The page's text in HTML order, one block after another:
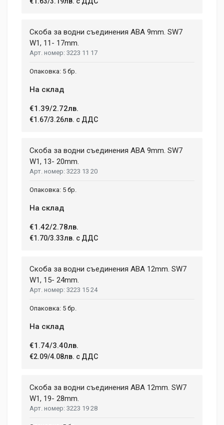
CHARGE TIME
Dimensions
207 mm
12 April, 2018
Aenean non lorem nisl. Duis tempor sollicitudin orci, eget
tincidunt ex semper sit amet. Nullam neque justo, sodales
congue feugiat ac, facilisis a augue. Donec tempor sapien et
mollis, volutpat tellus vitae, accumsan ligula.
Helena Garcia
2 January, 2018
hendrerit eros laoreet suscipit ultrices.
Write A Review
Your Name
Email Address
Скоба за водни съединения ABA 9mm. SW7
W1, 11- 17mm.
3223 11 17
5 бр.
На склад
€1.39/2.72лв.
€1.67/3.26лв. с ДДС
Скоба за водни съединения ABA 9mm. SW7
W1, 13- 20mm.
3223 13 20
5 бр.
На склад
€1.42/2.78лв.
€1.70/3.33лв. с ДДС
Скоба за водни съединения ABA 12mm. SW7
W1, 15- 24mm.
3223 15 24
5 бр.
На склад
€1.74/3.40лв.
€2.09/4.08лв. с ДДС
Скоба за водни съединения ABA 12mm. SW7
W1, 19- 28mm.
3223 19 28